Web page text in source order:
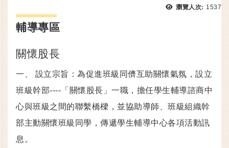
瀏覽人次: 瀏覽
1537
輔導專區
關懷股長
一、 設立宗旨：為促進班級同儕互助關懷氣氛，設立
班級幹部----「關懷股長」一職，擔任學生輔導諮商中
心與班級之間的聯繫橋樑，並協助導師、班級組織幹
部主動關懷班級同學，傳遞學生輔導中心各項活動訊
息。